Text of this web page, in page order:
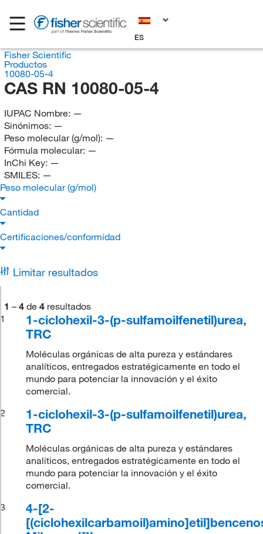
ES
Fisher Scientific
Productos
10080-05-4
CAS RN 10080-05-4
IUPAC Nombre: —
Sinónimos: —
Peso molecular (g/mol): —
Fórmula molecular: —
InChi Key: —
SMILES: —
Peso molecular (g/mol)
Cantidad
Certificaciones/conformidad
Limitar resultados
1 – 4 de 4 resultados
1
1-ciclohexil-3-(p-sulfamoilfenetil)urea,
TRC
Moléculas orgánicas de alta pureza y estándares
analíticos, entregados estratégicamente en todo el
mundo para potenciar la innovación y el éxito
comercial.
2
1-ciclohexil-3-(p-sulfamoilfenetil)urea,
TRC
Moléculas orgánicas de alta pureza y estándares
analíticos, entregados estratégicamente en todo el
mundo para potenciar la innovación y el éxito
comercial.
3
4-[2-